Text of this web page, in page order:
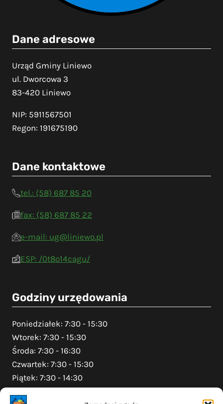
Dane adresowe
Urząd Gminy Liniewo
ul. Dworcowa 3
83-420 Liniewo
NIP: 5911567501
Regon: 191675190
Dane kontaktowe
tel.: (58) 687 85 20
fax: (58) 687 85 22
e-mail: ug@liniewo.pl
ESP: /0t8o14cagu/
Godziny urzędowania
Poniedziałek: 7:30 - 15:30
Wtorek: 7:30 - 15:30
Środa: 7:30 - 16:30
Czwartek: 7:30 - 15:30
Piątek: 7:30 - 14:30